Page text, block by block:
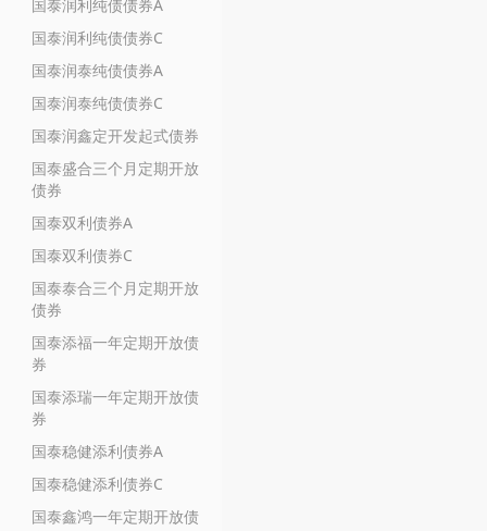
国泰润利纯债债券A
国泰润利纯债债券C
国泰润泰纯债债券A
国泰润泰纯债债券C
国泰润鑫定开发起式债券
国泰盛合三个月定期开放
债券
国泰双利债券A
国泰双利债券C
国泰泰合三个月定期开放
债券
国泰添福一年定期开放债
券
国泰添瑞一年定期开放债
券
国泰稳健添利债券A
国泰稳健添利债券C
国泰鑫鸿一年定期开放债